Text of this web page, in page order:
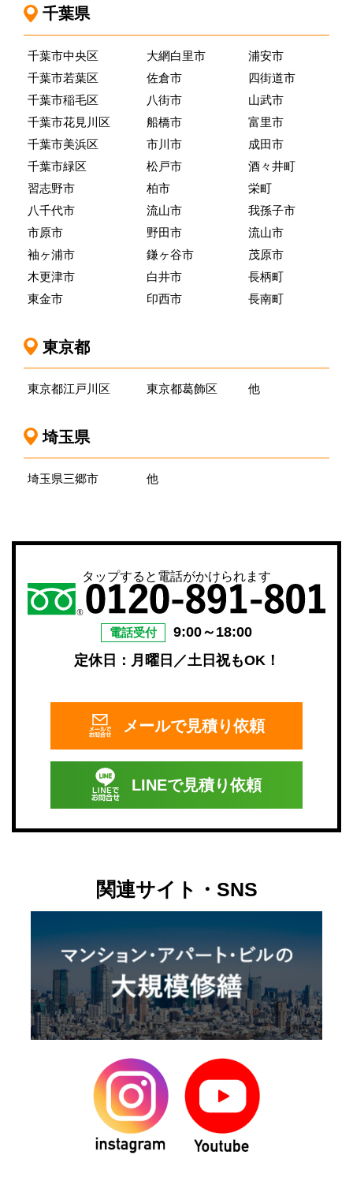
千葉県
千葉市中央区
千葉市若葉区
千葉市稲毛区
千葉市花見川区
千葉市美浜区
千葉市緑区
習志野市
八千代市
市原市
袖ヶ浦市
木更津市
東金市
大網白里市
佐倉市
八街市
船橋市
市川市
松戸市
柏市
流山市
野田市
鎌ヶ谷市
白井市
印西市
浦安市
四街道市
山武市
富里市
成田市
酒々井町
栄町
我孫子市
流山市
茂原市
長柄町
長南町
東京都
東京都江戸川区 東京都葛飾区 他
埼玉県
埼玉県三郷市 他
タップすると電話がかけられます
電話受付
9:00～18:00
定休日：月曜日／土日祝もOK！
メールで見積り依頼
LINEで見積り依頼
関連サイト・SNS